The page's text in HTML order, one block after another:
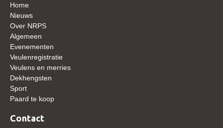
Hengstenselectie
AANMELDEN HENGSTENKEURING ONDER HET
Home
Nieuws
Over NRPS
Algemeen
Evenementen
Veulenregistratie
Veulens en merries
Dekhengsten
Sport
Paard te koop
Contact